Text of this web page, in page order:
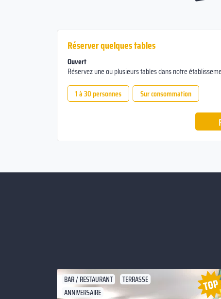
Réserver quelques tables
Ouvert
Réservez une ou plusieurs tables dans notre
1 à 30 personnes
Sur consommation
BAR / RESTAURANT
TERRASSE
ANNIVERSAIRE